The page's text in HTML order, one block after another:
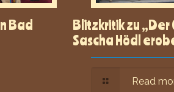
Bad
Blitzkritik zu „Der
Sascha Hödl
Read